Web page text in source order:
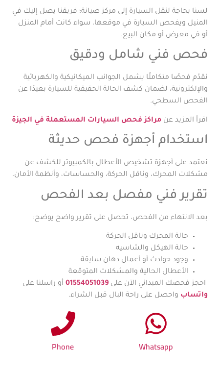
لسنا بحاجة لنقل السيارة إلى مركز صيانة؛ فريقنا يصل إليك في
المنيل ويفحص السيارة في موقعها، سواء كانت أمام المنزل
أو في معرض أو مكان البيع.
فحص فني شامل ودقيق
نقدّم فحصًا متكاملًا يشمل الجوانب الميكانيكية والكهربائية
والإلكترونية، لضمان كشف الحالة الحقيقية للسيارة بعيدًا عن
الفحص السطحي.
اقرأ المزيد عنمراكز فحص السيارات المستعملة في الجيزة
استخدام أجهزة فحص حديثة
نعتمد على أجهزة تشخيص الأعطال بالكمبيوتر للكشف عن
مشكلات المحرك، وناقل الحركة، والحساسات، وأنظمة الأمان.
تقرير فني مفصل بعد الفحص
بعد الانتهاء من الفحص، تحصل على تقرير واضح يوضح:
حالة المحرك وناقل الحركة
حالة الهيكل والشاسيه
وجود حوادث أو أعمال دهان سابقة
الأعطال الحالية والمشكلات المتوقعة
احجز فحصك الميداني الآن على01554051039 أو راسلنا على
واتساب واحصل على راحة البال قبل الشراء.
Phone Whatsapp